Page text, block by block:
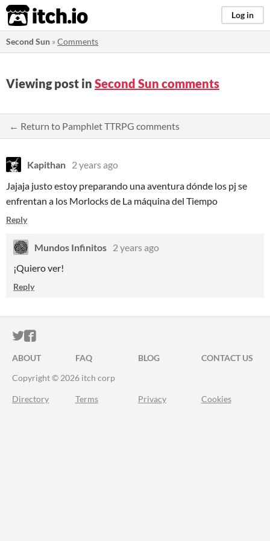
itch.io Log in
Second Sun »Comments
Viewing post in Second Sun comments
← Return to Pamphlet TTRPG comments
Kapithan 2 years ago
Jajaja justo estoy preparando una aventura dónde los pj se
enfrentan a los Morlocks de La máquina del Tiempo
Reply
Mundos Infinitos 2 years ago
¡Quiero ver!
Reply
ITCH.IO ON TWITTER
ITCH.IO ON FACEBOOK
ABOUT FAQ BLOG
CONTACT US
Copyright © 2026 itch corp
Directory Terms Privacy Cookies